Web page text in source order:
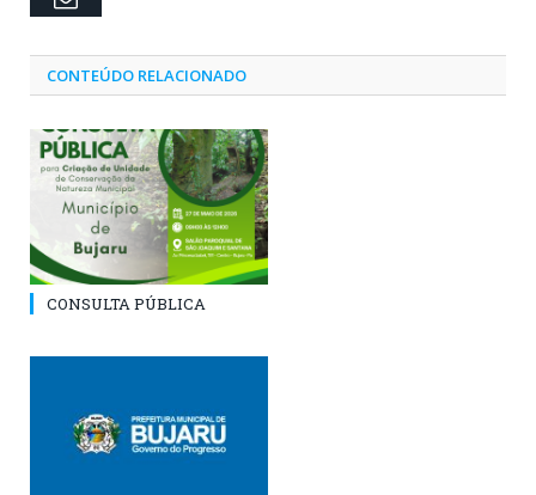
CONTEÚDO RELACIONADO
CONSULTA PÚBLICA